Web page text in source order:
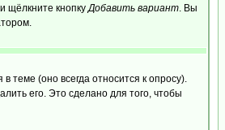
щёлкните кнопкуДобавить вариант. Вы
теме (оно всегда относится к опросу).
его. Это сделано для того, чтобы